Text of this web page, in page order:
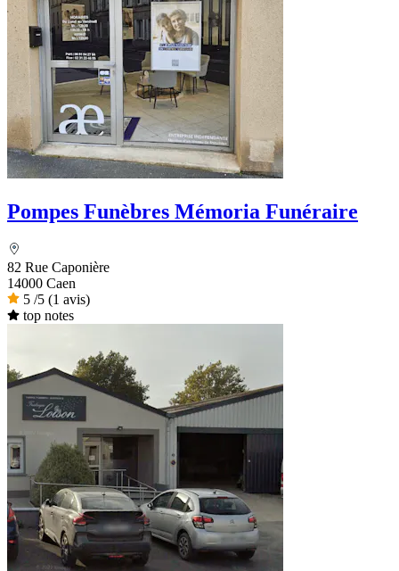
Pompes Funèbres Mémoria Funéraire
82 Rue Caponière
14000 Caen
5 /5 (1 avis)
top notes